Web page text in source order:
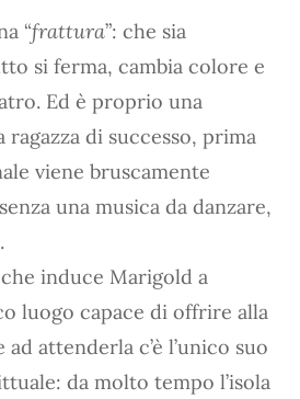
“frattura”: che sia
si ferma, cambia colore e
Ed è proprio una
di successo, prima
viene bruscamente
una musica da danzare,
induce Marigold a
luogo capace di offrire alla
attenderla c’è l’unico suo
da molto tempo l’isola